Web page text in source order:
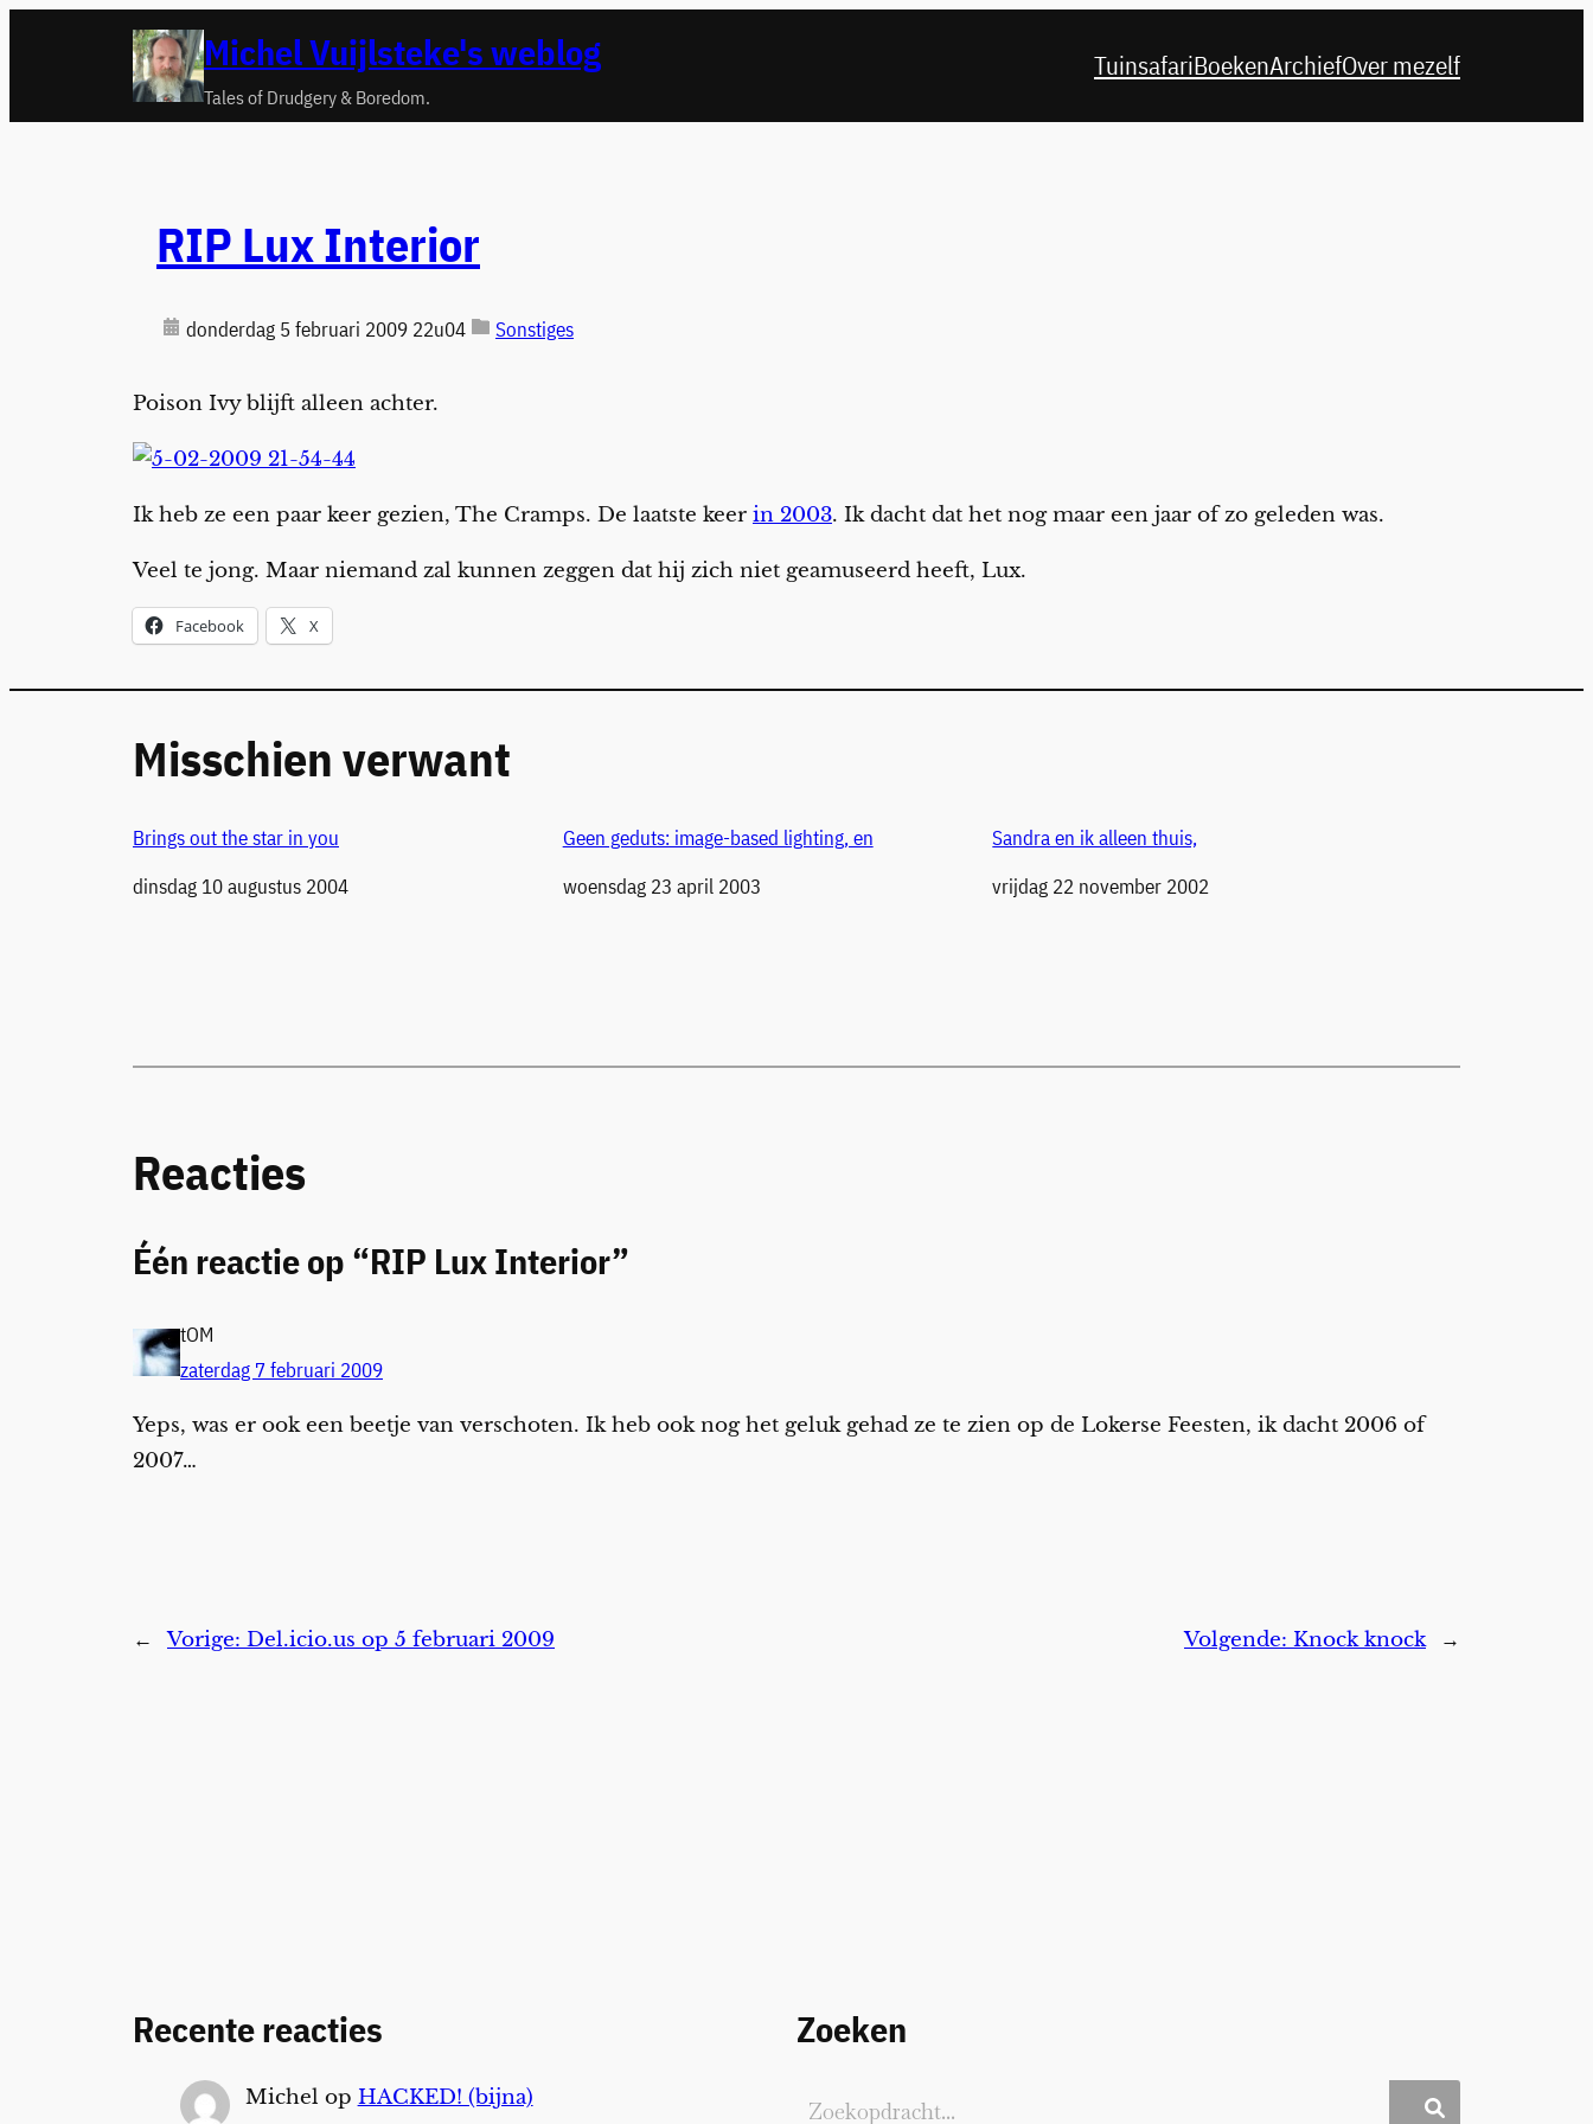
Michel Vuijlsteke's weblog
Tales of Drudgery & Boredom.
TuinsafariBoekenArchiefOver mezelf
RIP Lux Interior
donderdag 5 februari 2009 22u04 Sonstiges
Poison Ivy blijft alleen achter.
Ik heb ze een paar keer gezien, The Cramps. De laatste keer in 2003. Ik dacht dat het nog maar een jaar of zo geleden was.
Veel te jong. Maar niemand zal kunnen zeggen dat hij zich niet geamuseerd heeft, Lux.
Facebook X
Misschien verwant
Brings out the star in you
Datum
dinsdag 10 augustus 2004
Geen geduts: image-based lighting, en
Datum
woensdag 23 april 2003
Sandra en ik alleen thuis,
Datum
vrijdag 22 november 2002
Reacties
Één reactie op “RIP Lux Interior”
tOM
zaterdag 7 februari 2009
Yeps, was er ook een beetje van verschoten. Ik heb ook nog het geluk gehad ze te zien op de Lokerse Feesten, ik dacht 2006 of
2007…
← Vorige: Del.icio.us op 5 februari 2009 Volgende: Knock knock →
Recente reacties
Michel op HACKED! (bijna)
Zoeken